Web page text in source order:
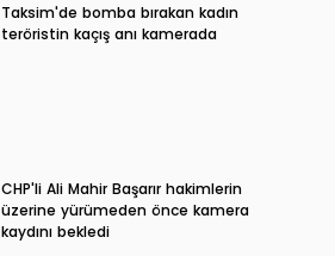
Taksim'de bomba bırakan kadın
teröristin kaçış anı kamerada
CHP'li Ali Mahir Başarır hakimlerin
üzerine yürümeden önce kamera
kaydını bekledi